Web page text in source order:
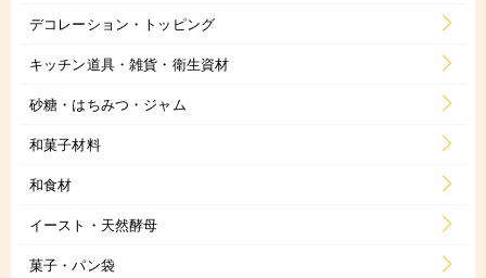
デコレーション・トッピング
キッチン道具・雑貨・衛生資材
砂糖・はちみつ・ジャム
和菓子材料
和食材
イースト・天然酵母
菓子・パン袋